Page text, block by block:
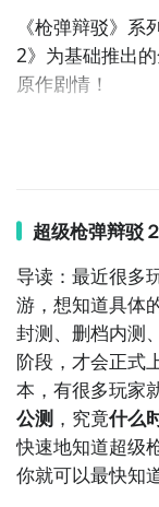
最直接的方法就
海量的精品游戏
在九游客户端搜
索，点击进入到
样你就不用四处
可以安装了，同
《枪弹辩驳》
2》为基础推出
原作剧情！
2、超级枪弹辩
超级枪弹辩驳
导读：最近很多
游，想知道具体
封测、删档内测
阶段，才会正式
本，有很多玩家
公测，究竟什么
快速地知道超级
你就可以最快知